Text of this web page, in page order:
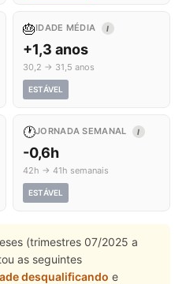
🎂IDADE MÉDIA I
+1,3 anos
30,2 → 31,5 anos
ESTÁVEL
🕐JORNADA SEMANAL I
-0,6h
42h → 41h semanais
ESTÁVEL
(trimestres 07/2025 a
as seguintes
desqualificando e